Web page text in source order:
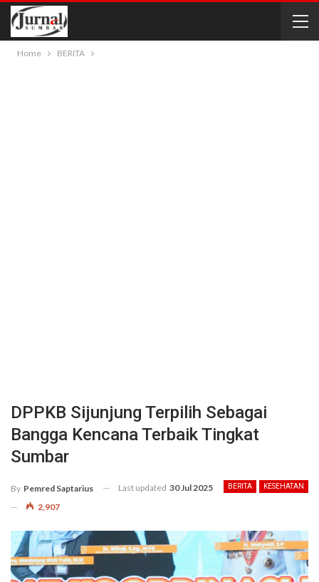
Home BERITA
DPPKB Sijunjung Terpilih Sebagai
Bangga Kencana Terbaik Tingkat
Sumbar
BERITA KESEHATAN
By Pemred Saptarius Last updated 30 Jul 2025
2,907